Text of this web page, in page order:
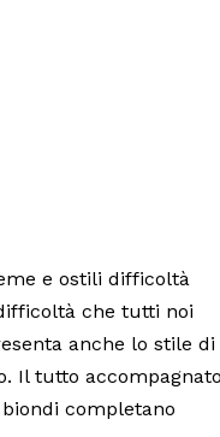
e ostili difficoltà
che tutti noi
anche lo stile di
Il tutto
completano